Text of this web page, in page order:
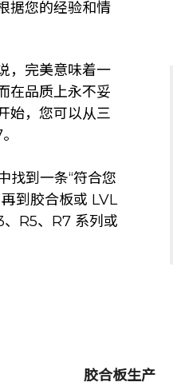
据您的经验和情
，完美意味着一
在品质上永不妥
始，您可以从三
找到一条“符合您
到胶合板或 LVL
R5、R7 系列或
胶合板生产